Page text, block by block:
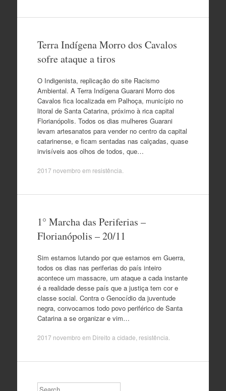
Terra Indígena Morro dos Cavalos
sofre ataque a tiros
O Indigenista, replicação do site Racismo
Ambiental. A Terra Indígena Guarani Morro dos
Cavalos fica localizada em Palhoça, município no
litoral de Santa Catarina, próximo à rica capital
Florianópolis. Todos os dias mulheres Guarani
levam artesanatos para vender no centro da capital
catarinense, e ficam sentadas nas calçadas, quase
invisíveis aos olhos de todos, que…
2017 novembro em resistência
1° Marcha das Periferias –
Florianópolis – 20/11
Sim estamos lutando por que estamos em Guerra,
todos os dias nas periferias do país inteiro
acontece um massacre, um ataque a cada instante
é a realidade desse país que a justiça tem cor e
classe social. Contra o Genocídio da juventude
negra, convocamos todo povo periférico de Santa
Catarina a se organizar e vim…
2017 novembro em Direito a cidade resistência
Search